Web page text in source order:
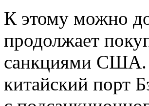
К этому можно
продолжает
санкциями США.
китайский порт